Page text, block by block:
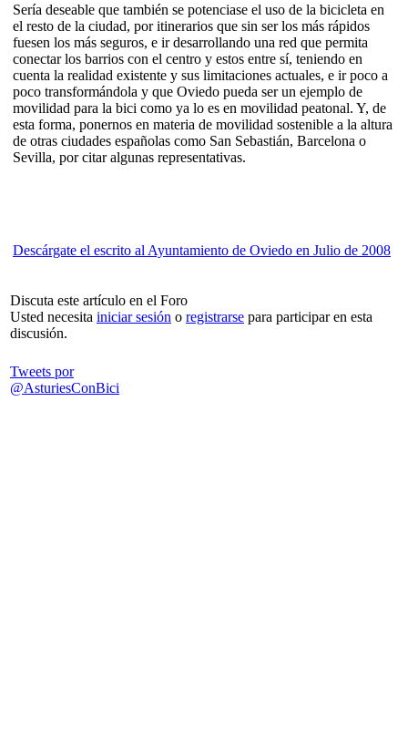
Sería deseable que también se potenciase el uso de la bicicleta en
el resto de la ciudad, por itinerarios que sin ser los más rápidos
fuesen los más seguros, e ir desarrollando una red que permita
conectar los barrios con el centro y estos entre sí, teniendo en
cuenta la realidad existente y sus limitaciones actuales, e ir poco a
poco transformándola y que Oviedo pueda ser un ejemplo de
movilidad para la bici como ya lo es en movilidad peatonal. Y, de
esta forma, ponernos en materia de movilidad sostenible a la altura
de otras ciudades españolas como San Sebastián, Barcelona o
Sevilla, por citar algunas representativas.
Descárgate el escrito al Ayuntamiento de Oviedo en Julio de 2008
Discuta este artículo en el Foro
Usted necesita iniciar sesión o registrarse para participar en esta
discusión.
Tweets por
@AsturiesConBici